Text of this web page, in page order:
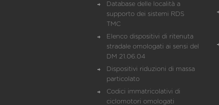
Database delle località a
supporto dei sistemi RDS
TMC
Elenco dispositivi di ritenuta
stradale omologati ai sensi del
DM 21.06.04
Dispositivi riduzioni di massa
particolato
Codici immatricolativi di
ciclomotori omologati